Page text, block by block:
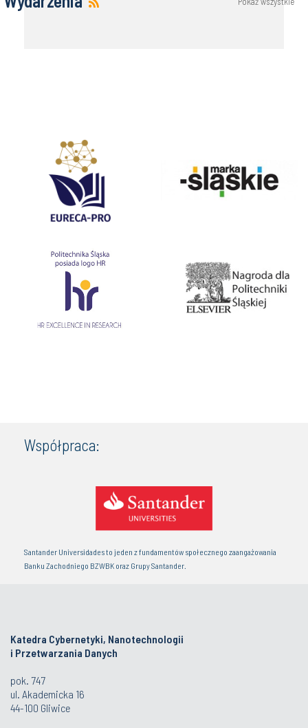
Współpraca:
Santander Universidades to jeden z fundamentów społecznego zaangażowania
Banku Zachodniego BZWBK oraz Grupy Santander.
Katedra Cybernetyki, Nanotechnologii
i Przetwarzania Danych
pok. 747
ul. Akademicka 16
44-100 Gliwice